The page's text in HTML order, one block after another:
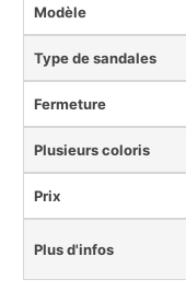
Modèle
Type de sandales
Fermeture
Plusieurs coloris
Prix
Plus d'infos